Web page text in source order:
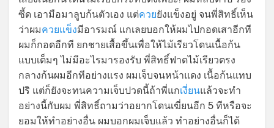
ซี้ด เอามือมาลูบก้นตัวเอง แต่ควยยังแข็งอยู่ จนพี่สิทธิ์เห็น
ว่าผมควยแข็งมีอารมณ์ แกเลยบอกให้ผมไปกอดเสาอีกที
ผมก็กอดอีกที ยกชายเสื้อขึ้นเพื่อให้ไม้เรียวโดนเนื้อก้น
แบบเต็มๆ ไม่มีอะไรมารองรับ พี่สิทธิ์ฟาดไม้เรียวตรง
กลางก้นผมอีกทีอย่างแรง ผมเจ็บจนหน้าแดง เนื้อก้นแทบ
ปริ แต่ก็ยังจะทนความเจ็บปวดนี้ถ้าพี่แกเงี่ยนแล้วจะทำ
อย่างนี้กับผม พี่สิทธิ์ถามว่าอยากโดนเฆี่ยนอีก 5 ทีหรือจะ
ยอมให้ทำอย่างอื่น ผมบอกผมเจ็บแล้ว ทำอย่างอื่นก็ได้